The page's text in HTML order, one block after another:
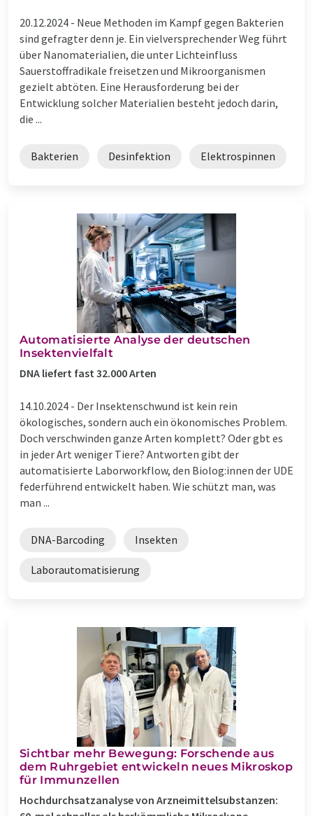
20.12.2024 - Neue Methoden im Kampf gegen Bakterien
sind gefragter denn je. Ein vielversprechender Weg führt
über Nanomaterialien, die unter Lichteinfluss
Sauerstoffradikale freisetzen und Mikroorganismen
gezielt abtöten. Eine Herausforderung bei der
Entwicklung solcher Materialien besteht jedoch darin,
die ...
Bakterien Desinfektion Elektrospinnen
Automatisierte Analyse der deutschen
Insektenvielfalt
DNA liefert fast 32.000 Arten
14.10.2024 - Der Insektenschwund ist kein rein
ökologisches, sondern auch ein ökonomisches Problem.
Doch verschwinden ganze Arten komplett? Oder gbt es
in jeder Art weniger Tiere? Antworten gibt der
automatisierte Laborworkflow, den Biolog:innen der UDE
federführend entwickelt haben. Wie schützt man, was
man ...
DNA-Barcoding Insekten
Laborautomatisierung
Sichtbar mehr Bewegung: Forschende aus
dem Ruhrgebiet entwickeln neues Mikroskop
für Immunzellen
Hochdurchsatzanalyse von Arzneimittelsubstanzen: